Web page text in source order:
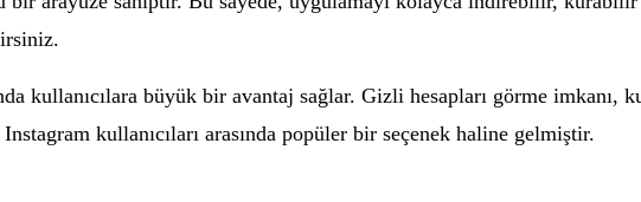
kullanıcılara büyük bir avantaj sağlar. Gizli hesapları görme imkanı,
kullanıcıları arasında popüler bir seçenek haline gelmiştir.